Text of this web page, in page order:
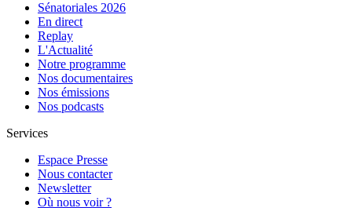
Sénatoriales 2026
En direct
Replay
L'Actualité
Notre programme
Nos documentaires
Nos émissions
Nos podcasts
Services
Espace Presse
Nous contacter
Newsletter
Où nous voir ?